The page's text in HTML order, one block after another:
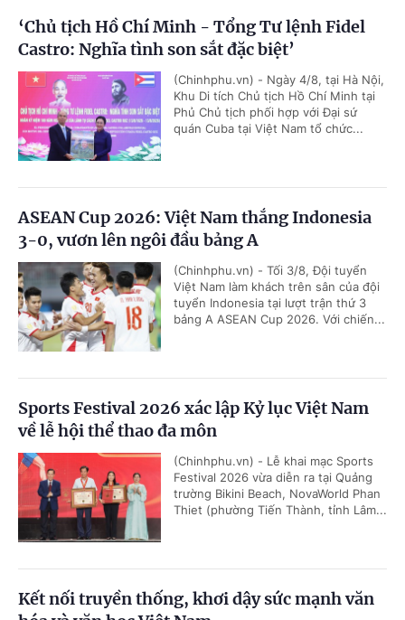
‘Chủ tịch Hồ Chí Minh - Tổng Tư lệnh Fidel
Castro: Nghĩa tình son sắt đặc biệt’
(Chinhphu.vn) - Ngày 4/8, tại Hà Nội,
Khu Di tích Chủ tịch Hồ Chí Minh tại
Phủ Chủ tịch phối hợp với Đại sứ
quán Cuba tại Việt Nam tổ chức...
ASEAN Cup 2026: Việt Nam thắng Indonesia
3-0, vươn lên ngôi đầu bảng A
(Chinhphu.vn) - Tối 3/8, Đội tuyển
Việt Nam làm khách trên sân của đội
tuyển Indonesia tại lượt trận thứ 3
bảng A ASEAN Cup 2026. Với chiến...
Sports Festival 2026 xác lập Kỷ lục Việt Nam
về lễ hội thể thao đa môn
(Chinhphu.vn) - Lễ khai mạc Sports
Festival 2026 vừa diễn ra tại Quảng
trường Bikini Beach, NovaWorld Phan
Thiet (phường Tiến Thành, tỉnh Lâm...
Kết nối truyền thống, khơi dậy sức mạnh văn